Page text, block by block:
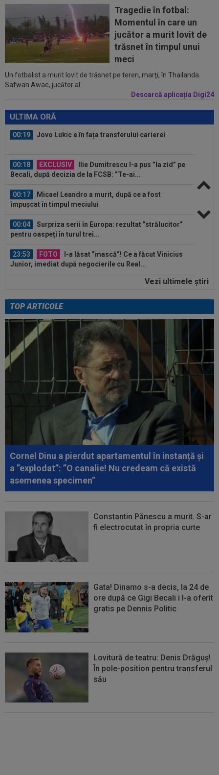
Tragedie în fotbal:
Momentul în care un
jucător a murit lovit de
trăsnet în timpul unui
meci
Un fotbalist a murit lovit de trăsnet pe teren, marţi, în Thailanda.
Safwan Awae, jucător al...
Descarcă aplicația Digi24
ULTIMA ORĂ
23:53 FOTO
I-a lăsat ”mască”! Ce a făcut Vinicius
Junior, imediat după negocierile cu Real...
23:52 EXCLUSIV
Ilie Dumitrescu a numit cel mai
bun atacant din SuperLiga României
23:51
Surpriza din preliminariile Champions League
le-a rupt seria de victorii...
00:19 Jovo Lukic e în fața transferului carierei
00:18 EXCLUSIV
Ilie Dumitrescu l-a pus ”la zid” pe
Becali, după decizia de la FCSB: ”Te-ai...
00:17
Micael Leandro a murit, după ce a fost
împușcat în timpul meciului
00:04
Surpriza serii în Europa: rezultat ”strălucitor”
pentru oaspeți în turul trei...
23:53 FOTO
I-a lăsat ”mască”! Ce a făcut Vinicius
Junior, imediat după negocierile cu Real...
Ilie Dumitrescu a numit cel mai
23:51
Surpriza din preliminariile Champions League
le-a rupt seria de victorii...
00:22 Dan Petrescu s-a decis
Jovo Lukic e în fața transferului carierei
EXCLUSIV
Ilie Dumitrescu l-a pus ”la zid” pe
Becali, după decizia de la FCSB: ”Te-ai...
Micael Leandro a murit, după ce a fost
împușcat în timpul meciului
00:04
Surpriza serii în Europa: rezultat ”strălucitor”
pentru oaspeți în turul trei...
Vezi ultimele ştiri
TOP ARTICOLE
Cornel Dinu a pierdut apartamentul în instanță și
a ”explodat”: ”O canalie! Nu credeam că există
asemenea specimen”
Constantin Pănescu a murit. S-ar
fi electrocutat în propria curte
Gata! Dinamo s-a decis, la 24 de
ore după ce Gigi Becali i l-a oferit
gratis pe Dennis Politic
Lovitură de teatru: Denis Drăguș!
În pole-position pentru transferul
său